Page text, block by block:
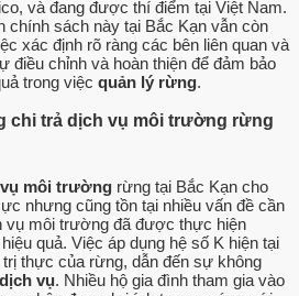
và đang được thí điểm tại Việt Nam.
chính sách này tại Bắc Kạn vẫn còn
xác định rõ ràng các bên liên quan và
điều chỉnh và hoàn thiện để đảm bảo
trong việc quản lý rừng.
chi trả dịch vụ môi trường rừng
môi trường rừng tại Bắc Kạn cho
nhưng cũng tồn tại nhiều vấn đề cần
vụ môi trường đã được thực hiện
quả. Việc áp dụng hệ số K hiện tại
thực của rừng, dẫn đến sự không
vụ. Nhiều hộ gia đình tham gia vào